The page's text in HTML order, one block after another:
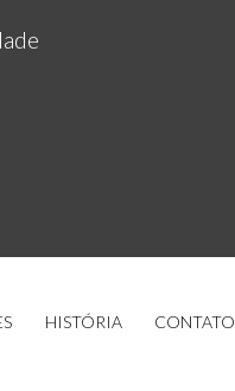
HISTÓRIA CONTATO